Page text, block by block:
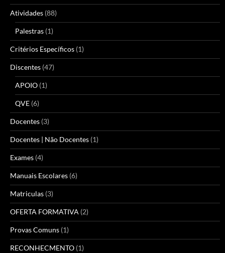
Atividades (88)
Palestras (1)
Critérios Específicos (1)
Discentes (47)
APOIO (1)
QVE (6)
Docentes (3)
Docentes | Não Docentes (1)
Exames (4)
Manuais Escolares (6)
Matriculas (3)
OFERTA FORMATIVA (2)
Provas Comuns (1)
RECONHECMENTO (1)